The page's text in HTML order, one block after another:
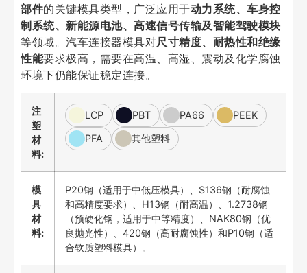
部件的关键模具类型，广泛应用于动力系统、车身控
制系统、新能源电池、高速信号传输及智能驾驶模块
等领域。汽车连接器模具对尺寸精度、耐热性和绝缘
性能要求极高，需要在高温、高湿、震动及化学腐蚀
环境下仍能保证稳定连接。
注
塑
材
料:
LCP PBT PA66
PEEK
PFA
其他塑料
模
具
材
料:
P20钢（适用于中低压模具）、S136钢（耐腐蚀
和高精度要求）、H13钢（耐高温）、1.2738钢
（预硬化钢，适用于中等精度）、NAK80钢（优
良抛光性）、420钢（高耐腐蚀性）和P10钢（适
合软质塑料模具）。